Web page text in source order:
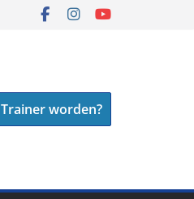
Trainer worden?